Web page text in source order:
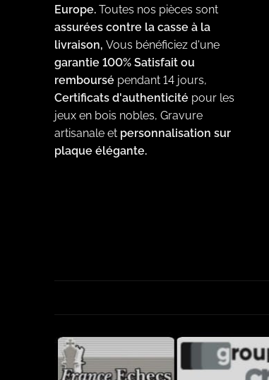
Europe. Toutes nos pièces sont
assurées contre la casse à la
livraison, Vous bénéficiez d'une
garantie 100% Satisfait ou
remboursé pendant 14 jours,
Certificats d'authenticité pour les
jeux en bois nobles, Gravure
artisanale et personnalisation sur
plaque élégante.